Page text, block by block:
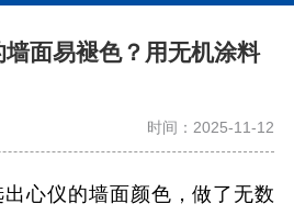
面易褪色？用无机涂料
时间：2025-11-12
心仪的墙面颜色，做了无数